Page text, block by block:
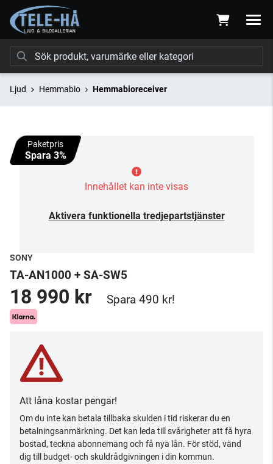
Ljud Hemmabio Hemmabioreceiver
Paketpris
Spara 3%
Innehållet kan inte visas
Aktivera funktionella tredjepartstjänster
SONY
TA-AN1000 + SA-SW5
18 990 kr Spara 490 kr!
Att låna kostar pengar!
Om du inte kan betala tillbaka skulden i tid riskerar du en
betalningsanmärkning. Det kan leda till svårigheter att få hyra
bostad, teckna abonnemang och få nya lån. För stöd, vänd
dig till budget- och skuldrådgivningen i din kommun.